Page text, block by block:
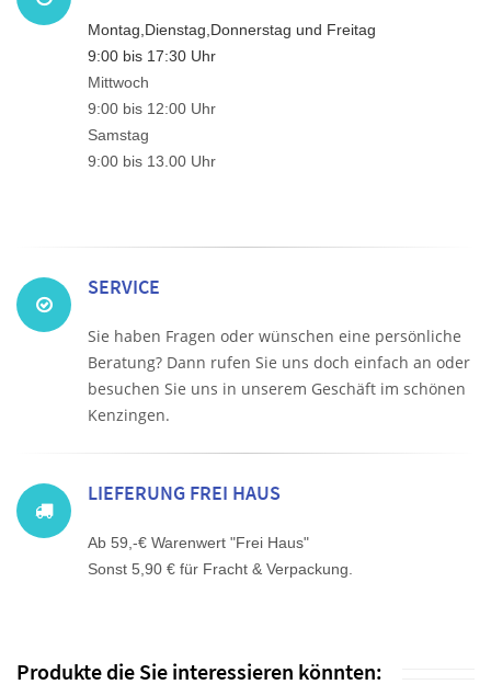
Montag,Dienstag,Donnerstag und Freitag
9:00 bis 17:30 Uhr
Mittwoch
9:00 bis 12:00 Uhr
Samstag
9:00 bis 13.00 Uhr
SERVICE
Sie haben Fragen oder wünschen eine persönliche
Beratung? Dann rufen Sie uns doch einfach an oder
besuchen Sie uns in unserem Geschäft im schönen
Kenzingen.
LIEFERUNG FREI HAUS
Ab 59,-€ Warenwert "Frei Haus"
Sonst 5,90 € für Fracht & Verpackung.
Produkte die Sie interessieren könnten: